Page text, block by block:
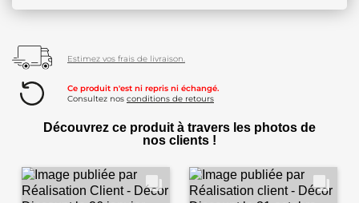
Estimez vos frais de livraison.
Ce produit n'est ni repris ni échangé.
Consultez nos conditions de retours
Découvrez ce produit à travers les photos de
nos clients !